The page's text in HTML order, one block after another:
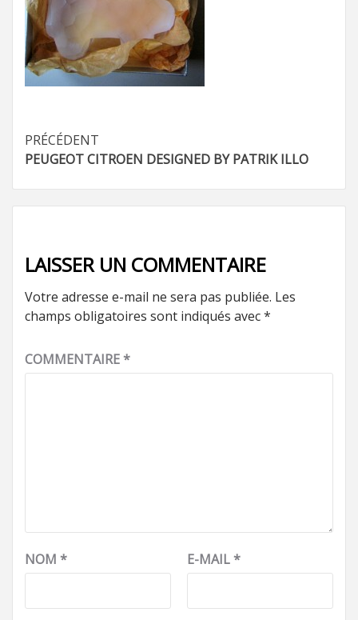
Navigation
d’article
PRÉCÉDENT
PEUGEOT CITROEN DESIGNED BY PATRIK ILLO
LAISSER UN COMMENTAIRE
Votre adresse e-mail ne sera pas publiée. Les
champs obligatoires sont indiqués avec*
COMMENTAIRE*
NOM * E-MAIL*